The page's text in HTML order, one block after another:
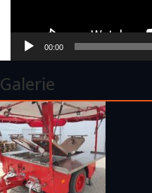
00:00
Galerie